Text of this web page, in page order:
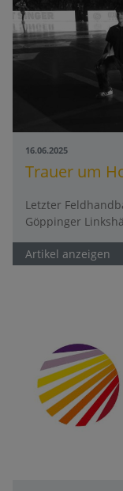
16.06.2025
Trauer um
Letzter
Göppinger
Artikel anzeigen